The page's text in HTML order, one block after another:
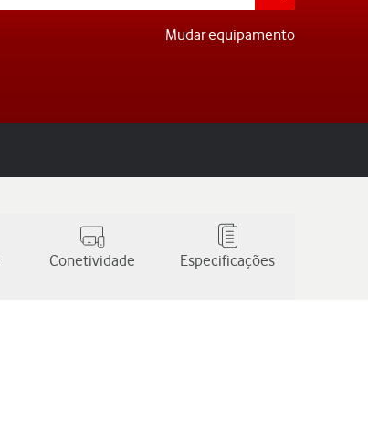
Mudar equipamento
Conetividade Especificações